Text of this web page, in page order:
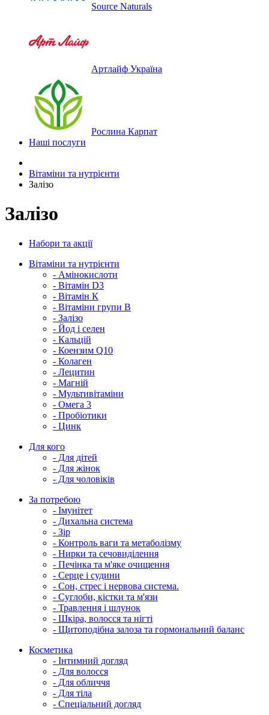
Source Naturals
Артлайф Україна
Рослина Карпат
Наші послуги
Вітаміни та нутрієнти
Залізо
Залізо
Набори та акції
Вітаміни та нутрієнти
- Амінокислоти
- Вітамін D3
- Вітамін К
- Вітаміни групи В
- Залізо
- Йод і селен
- Кальцій
- Коензим Q10
- Колаген
- Лецитин
- Магній
- Мультивітаміни
- Омега 3
- Пробіотики
- Цинк
Для кого
- Для дітей
- Для жінок
- Для чоловіків
За потребою
- Імунітет
- Дихальна система
- Зір
- Контроль ваги та метаболізму
- Нирки та сечовиділення
- Печінка та м'яке очищення
- Серце і судини
- Сон, стрес і нервова система.
- Суглоби, кістки та м'язи
- Травлення і шлунок
- Шкіра, волосся та нігті
- Щитоподібна залоза та гормональний баланс
Косметика
- Інтимний догляд
- Для волосся
- Для обличчя
- Для тіла
- Спеціальний догляд